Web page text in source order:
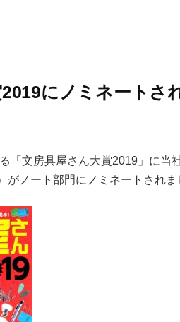
にノミネートさ
「文房具屋さん大賞2019」に当
がノート部門にノミネートされま